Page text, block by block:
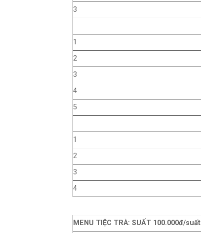
3
1
2
3
4
5
1
2
3
4
MENU TIỆC TRÀ: SUẤT 100.000đ/suất